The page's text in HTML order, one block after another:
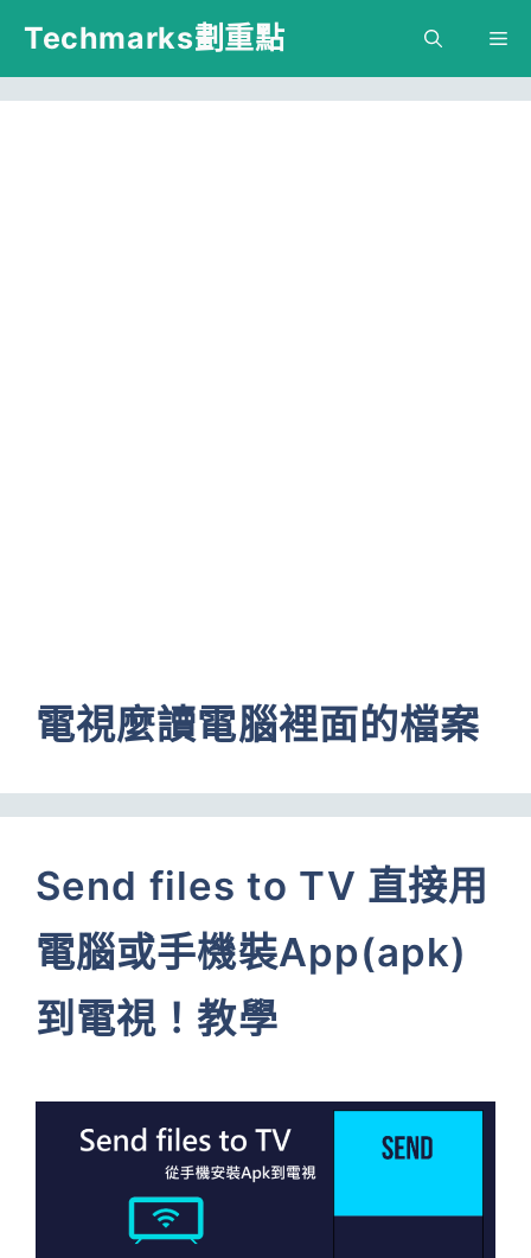
跳
主
Techmarks劃重點
電視麼讀電腦裡面的檔案
Send files to TV 直接用
電腦或手機裝App(apk)
到電視！教學